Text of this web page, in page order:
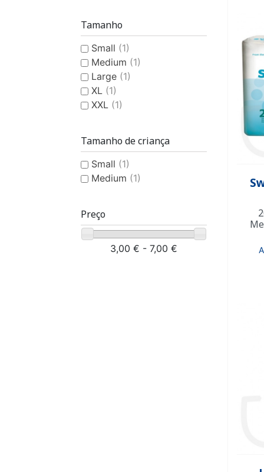
FATO DE BANHO
APOIO À INCONTINÊNCIA
TIRA-
FRALDA PISCINA CRIANÇA FATO DE
HIGIENE E CUIDADOS
Tamanho
Small (1)
Medium (1)
Large (1)
XL (1)
XXL (1)
Tamanho de criança
Small (1)
Medium (1)
Preço
3,00 € - 7,00 €